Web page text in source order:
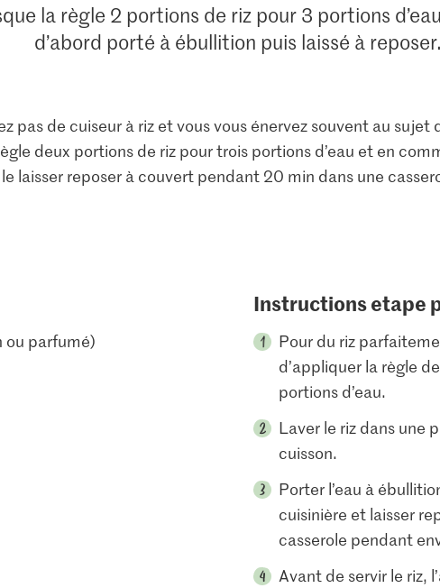
la règle 2 portions de riz pour 3 portions
d’abord porté à ébullition puis laissé à
pas de cuiseur à riz et vous vous énervez souvent au sujet
deux portions de riz pour trois portions d’eau et en
laisser reposer à couvert pendant 20 min dans une
ou parfumé)
Instructions etape
Pour du riz
d’appliquer la règle
portions d’eau.
Laver le riz dans une
cuisson.
Porter l’eau à
cuisinière et laisser
casserole pendant
Avant de servir le riz,